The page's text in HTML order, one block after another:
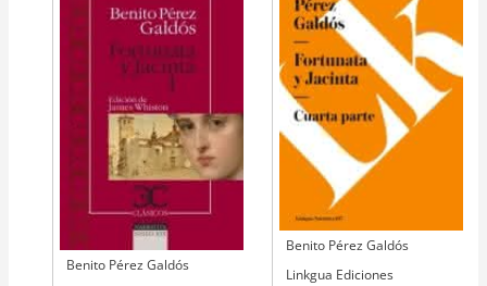
Autor
Benito Pérez Galdós
Autor
Benito Pérez Galdós
Editorial
Linkgua Ediciones